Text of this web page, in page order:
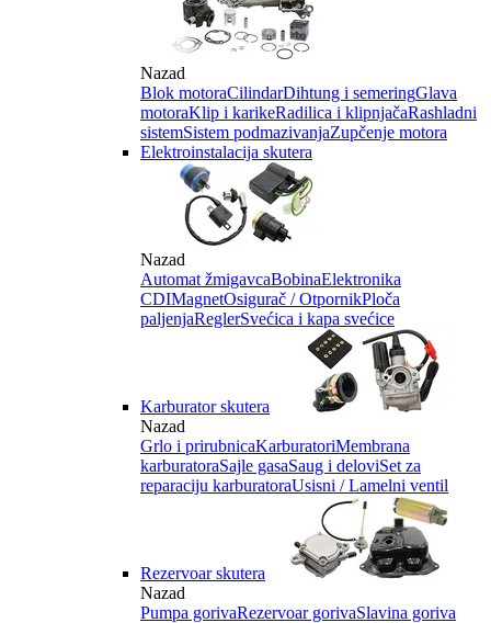
Nazad
Blok motoraCilindarDihtung i semeringGlava
motoraKlip i karikeRadilica i klipnjačaRashladni
sistemSistem podmazivanjaZupčenje motora
Elektroinstalacija skutera
Nazad
Automat žmigavcaBobinaElektronika
CDIMagnetOsigurač / OtpornikPloča
paljenjaReglerSvećica i kapa svećice
Karburator skutera
Nazad
Grlo i prirubnicaKarburatoriMembrana
karburatoraSajle gasaSaug i deloviSet za
reparaciju karburatoraUsisni / Lamelni ventil
Rezervoar skutera
Nazad
Pumpa gorivaRezervoar gorivaSlavina goriva